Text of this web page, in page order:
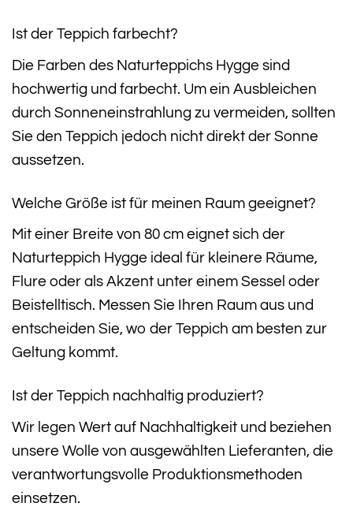
Ist der Teppich farbecht?
Die Farben des Naturteppichs Hygge sind
hochwertig und farbecht. Um ein Ausbleichen
durch Sonneneinstrahlung zu vermeiden, sollten
Sie den Teppich jedoch nicht direkt der Sonne
aussetzen.
Welche Größe ist für meinen Raum geeignet?
Mit einer Breite von 80 cm eignet sich der
Naturteppich Hygge ideal für kleinere Räume,
Flure oder als Akzent unter einem Sessel oder
Beistelltisch. Messen Sie Ihren Raum aus und
entscheiden Sie, wo der Teppich am besten zur
Geltung kommt.
Ist der Teppich nachhaltig produziert?
Wir legen Wert auf Nachhaltigkeit und beziehen
unsere Wolle von ausgewählten Lieferanten, die
verantwortungsvolle Produktionsmethoden
einsetzen.